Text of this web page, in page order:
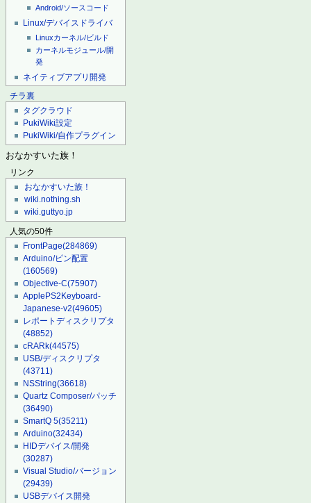
Android/ソースコード
Linux/デバイスドライバ
Linuxカーネル/ビルド
カーネルモジュール/開
発
ネイティブアプリ開発
チラ裏
タグクラウド
PukiWiki設定
PukiWiki/自作プラグイン
おなかすいた族！
リンク
おなかすいた族！
wiki.nothing.sh
wiki.guttyo.jp
人気の50件
FrontPage(284869)
Arduino/ピン配置
(160569)
Objective-C(75907)
ApplePS2Keyboard-
Japanese-v2(49605)
レポートディスクリプタ
(48852)
cRARk(44575)
USB/ディスクリプタ
(43711)
NSString(36618)
Quartz Composer/パッチ
(36490)
SmartQ 5(35211)
Arduino(32434)
HIDデバイス/開発
(30287)
Visual Studio/バージョン
(29439)
USBデバイス開発